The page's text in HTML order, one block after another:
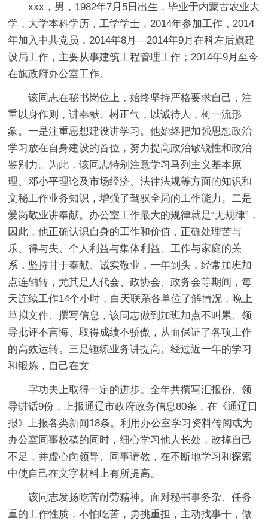
xxx，男，1982年7月5日出生，毕业于内蒙古农业大
学，大学本科学历，工学学士，2014年参加工作，2014
年加入中共党员，2014年8月—2014年9月在科左后旗建
设局工作，主要从事建筑工程管理工作；2014年9月至今
在旗政府办公室工作。
该同志在秘书岗位上，始终坚持严格要求自己，注
重以身作则，讲奉献、树正气，以诚待人，树一流形
象。一是注重思想建设讲学习。他始终把加强思想政治
学习放在自身建设的首位，努力提高政治敏锐性和政治
鉴别力。为此，该同志特别注意学习马列主义基本原
理、邓小平理论及市场经济、法律法规等方面的知识和
文秘工作业务知识，增强了驾驭全局的工作能力。二是
爱岗敬业讲奉献。办公室工作最大的规律就是“无规律”，
因此，他正确认识自身的工作和价值，正确处理苦与
乐、得与失、个人利益与集体利益、工作与家庭的关
系，坚持甘于奉献、诚实敬业，一年到头，经常加班加
点连轴转，尤其是人代会、政协会、政务会等期间，每
天连续工作14个小时，白天联系各单位了解情况，晚上
草拟文件、撰写信息，该同志做到加班加点不叫累、领
导批评不言悔、取得成绩不骄傲，从而保证了各项工作
的高效运转。三是锤练业务讲提高。经过近一年的学习
和锻炼，自己在文
字功夫上取得一定的进步。全年共撰写汇报份、领
导讲话9份，上报通辽市政府政务信息80条，在《通辽日
报》上报各类新闻18条。利用办公室学习资料传阅或为
办公室同事校稿的同时，细心学习他人长处，改掉自己
不足，并虚心向领导、同事请教，在不断地学习和探索
中使自己在文字材料上有所提高。
该同志发扬吃苦耐劳精神。面对秘书事务杂、任务
重的工作性质，不怕吃苦，勇挑重担，主动找事干，做